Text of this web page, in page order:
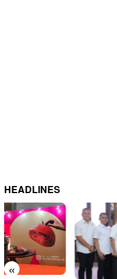
HEADLINES
«